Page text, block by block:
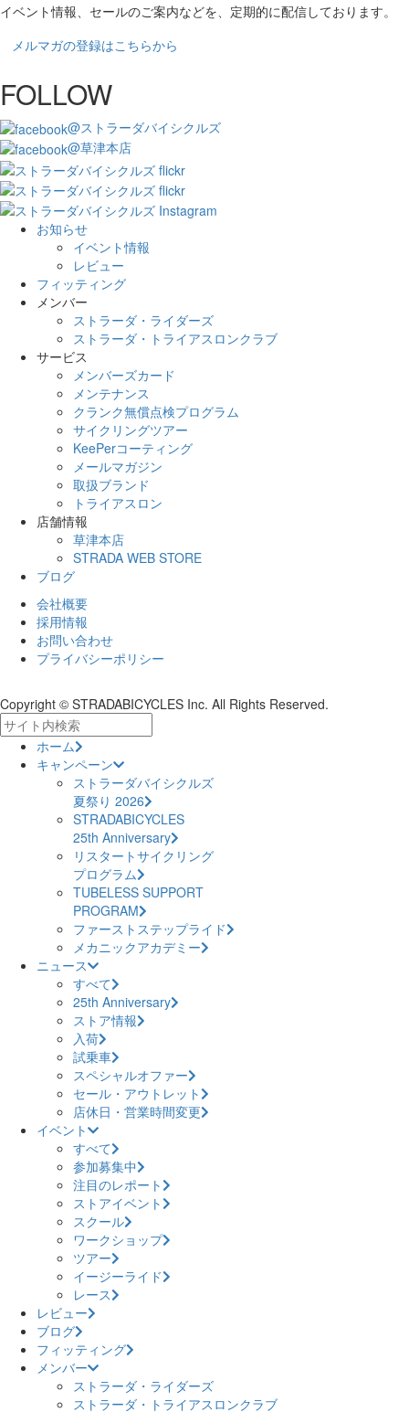
イベント情報、セールのご案内などを、定期的に配信しております。
メルマガの登録はこちらから
FOLLOW
@ストラーダバイシクルズ
@草津本店
お知らせ
イベント情報
レビュー
フィッティング
メンバー
ストラーダ・ライダーズ
ストラーダ・トライアスロンクラブ
サービス
メンバーズカード
メンテナンス
クランク無償点検プログラム
サイクリングツアー
KeePerコーティング
メールマガジン
取扱ブランド
トライアスロン
店舗情報
草津本店
STRADA WEB STORE
ブログ
会社概要
採用情報
お問い合わせ
プライバシーポリシー
Copyright © STRADABICYCLES Inc. All Rights Reserved.
ホーム
キャンペーン
ストラーダバイシクルズ
夏祭り 2026
STRADABICYCLES
25th Anniversary
リスタートサイクリング
プログラム
TUBELESS SUPPORT
PROGRAM
ファーストステップライド
メカニックアカデミー
ニュース
すべて
25th Anniversary
ストア情報
入荷
試乗車
スペシャルオファー
セール・アウトレット
店休日・営業時間変更
イベント
すべて
参加募集中
注目のレポート
ストアイベント
スクール
ワークショップ
ツアー
イージーライド
レース
レビュー
ブログ
フィッティング
メンバー
ストラーダ・ライダーズ
ストラーダ・トライアスロンクラブ